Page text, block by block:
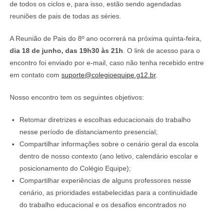
de todos os ciclos e, para isso, estão sendo agendadas
reuniões de pais de todas as séries.
A Reunião de Pais do 8º ano ocorrerá na próxima quinta-feira,
dia 18 de junho, das 19h30 às 21h . O link de acesso para o
encontro foi enviado por e-mail, caso não tenha recebido entre
em contato com suporte@colegioequipe.g12.br.
Nosso encontro tem os seguintes objetivos:
Retomar diretrizes e escolhas educacionais do trabalho
nesse período de distanciamento presencial;
Compartilhar informações sobre o cenário geral da escola
dentro de nosso contexto (ano letivo, calendário escolar e
posicionamento do Colégio Equipe);
Compartilhar experiências de alguns professores nesse
cenário, as prioridades estabelecidas para a continuidade
do trabalho educacional e os desafios encontrados no